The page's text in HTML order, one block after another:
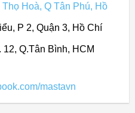
Hoà, Q Tân Phú, Hồ
P 2, Quận 3, Hồ Chí
Q.Tân Bình, HCM
mastavn